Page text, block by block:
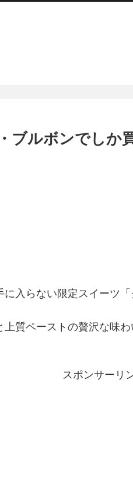
ブルボンでしか
入らない限定スイーツ「
質ペーストの贅沢な味
スポンサーリ